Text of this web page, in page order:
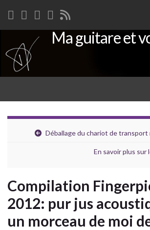
Search for:
Ma guitare et
Déballage du chariot de transport
En savoir plus sur
Compilation
2012: pur jus
un morceau de moi